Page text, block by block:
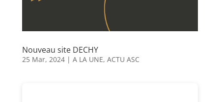
Nouveau site DECHY
25 Mar, 2024| A LA UNE, ACTU ASC